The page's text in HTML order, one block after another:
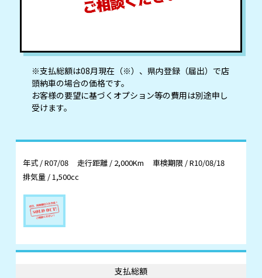
※⽀払総額は08⽉現在（※）、県内登録（届出）で店
頭納⾞の場合の価格です。
お客様の要望に基づくオプション等の費⽤は別途申し
受けます。
支払総額
年式 / R07/08 走行距離 / 2,000Km
車検期限 / R10/08/18
排気量 / 1,500cc